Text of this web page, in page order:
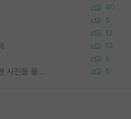
40
5
12
13
6
정보보안 연구하는 입장에선 식별가능한 사진을 올리는건 비추이긴함 5